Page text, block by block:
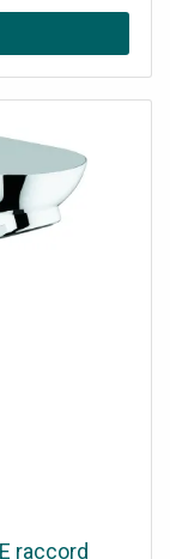
avec
6,75 V DC
ne brûle
Grohe
mm Limiteur
Projection 287
S,
coque de
/
jour / les 30
/
Portée et
temps
de nom
raccord